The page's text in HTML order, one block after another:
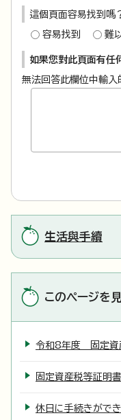
這個頁面容易找到嗎
容易找到 難
如果您對此頁面有任
無法回答此欄位中輸入
生活與手續
このページを
令和8年度 固定資
固定資産税等証明
休日に手続きがで